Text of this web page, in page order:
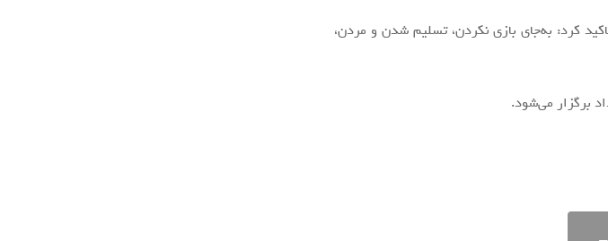
کرد: به‌جای بازی نکردن، تسلیم شدن و مردن،